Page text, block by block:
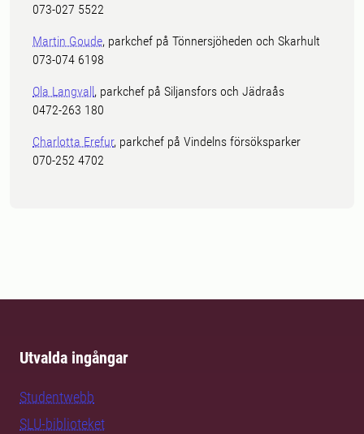
073-027 5522
Martin Goude, parkchef på Tönnersjöheden och Skarhult
073-074 6198
Ola Langvall , parkchef på Siljansfors och Jädraås
0472-263 180
Charlotta Erefur, parkchef på Vindelns försöksparker
070-252 4702
Utvalda ingångar
Studentwebb
SLU-biblioteket